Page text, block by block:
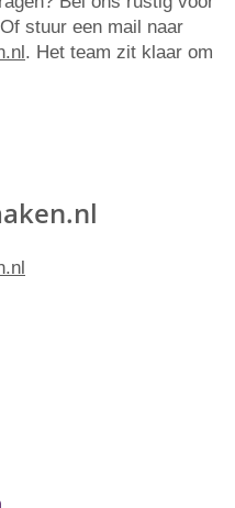
stuur een mail naar
. Het team zit klaar om